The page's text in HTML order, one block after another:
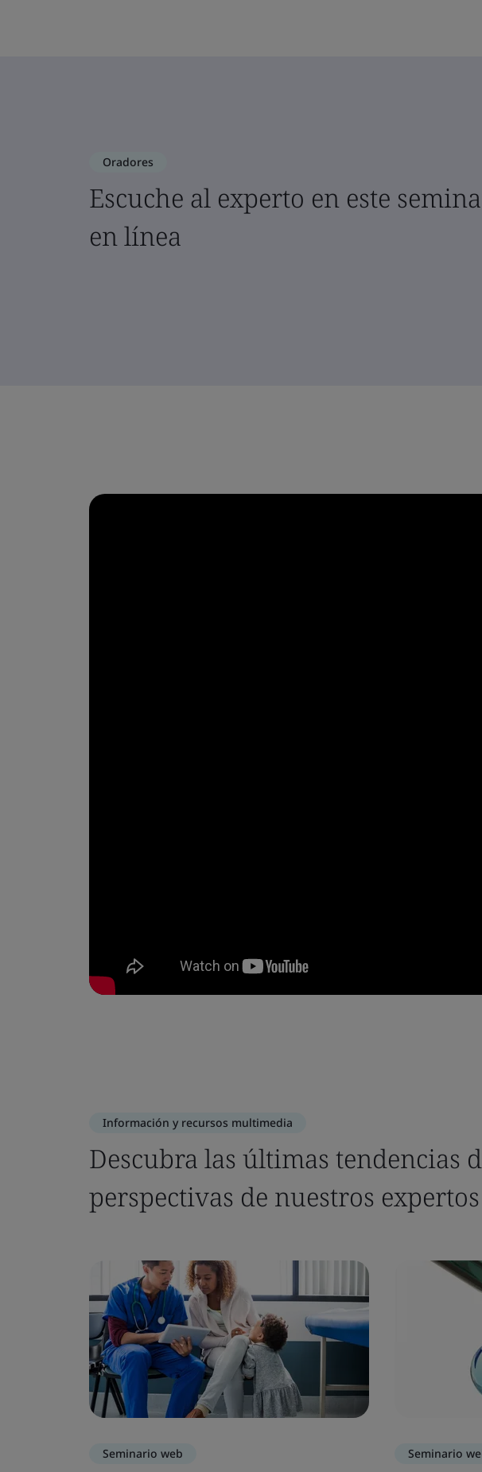
Oradores
Escuche al experto en este
en línea
Información y recursos multimedia
Descubra las últimas tendencias
perspectivas de nuestros expertos
Seminario web Seminario